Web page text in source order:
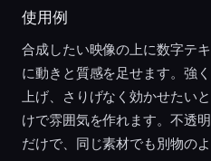
使用例
合成したい映像の上に数字テ
に動きと質感を足せます。強
上げ、さりげなく効かせたい
けで雰囲気を作れます。不透
だけで、同じ素材でも別物の